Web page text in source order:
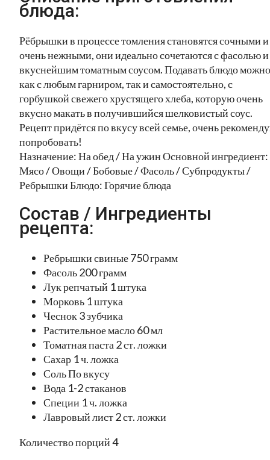
блюда:
Рёбрышки в процессе томления становятся сочными и
очень нежными, они идеально сочетаются с фасолью и
вкуснейшим томатным соусом. Подавать блюдо можно
как с любым гарниром, так и самостоятельно, с
горбушкой свежего хрустящего хлеба, которую очень
вкусно макать в получившийся шелковистый соус.
Рецепт придётся по вкусу всей семье, очень
попробовать!
Назначение: На обед / На ужин Основной ингредиент:
Мясо / Овощи / Бобовые / Фасоль / Субпродукты /
Ребрышки Блюдо: Горячие блюда
Состав / Ингредиенты
рецепта:
Ребрышки свиные 750 грамм
Фасоль 200 грамм
Лук репчатый 1 штука
Морковь 1 штука
Чеснок 3 зубчика
Растительное масло 60 мл
Томатная паста 2 ст. ложки
Сахар 1 ч. ложка
Соль По вкусу
Вода 1-2 стаканов
Специи 1 ч. ложка
Лавровый лист 2 ст. ложки
Количество порций 4